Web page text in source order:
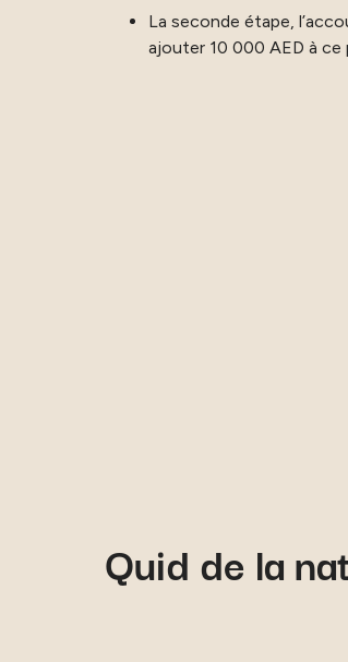
La seconde étape,
ajouter 10 000 AED à ce
Quid de la